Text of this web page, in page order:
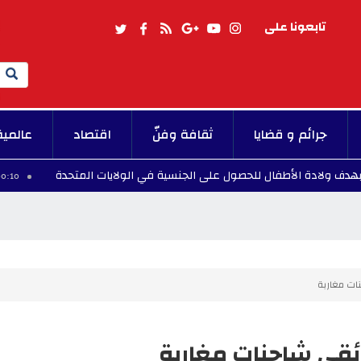
تابعونا على
Search
جرائم و قضايا ثقافة وفنّ اقتصاد
للحصول على الجنسية في الولايات المتحدة 00:10 - 2026/08/07